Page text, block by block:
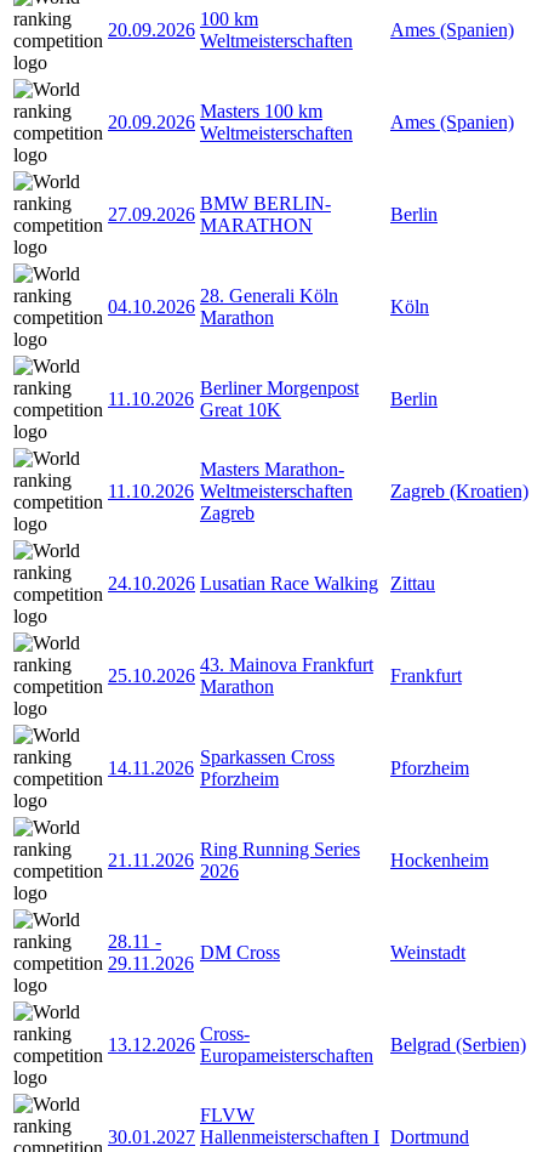
20.09.2026
100 km
Weltmeisterschaften
Ames (Spanien)
20.09.2026
Masters 100 km
Weltmeisterschaften
Ames (Spanien)
27.09.2026
BMW BERLIN-
MARATHON
Berlin
04.10.2026
28. Generali Köln
Marathon
Köln
11.10.2026
Berliner Morgenpost
Great 10K
Berlin
11.10.2026
Masters Marathon-
Weltmeisterschaften
Zagreb
Zagreb (Kroatien)
24.10.2026 Lusatian Race Walking Zittau
25.10.2026
43. Mainova Frankfurt
Marathon
Frankfurt
14.11.2026
Sparkassen Cross
Pforzheim
Pforzheim
21.11.2026
Ring Running Series
2026
Hockenheim
28.11 -
29.11.2026
DM Cross Weinstadt
13.12.2026
Cross-
Europameisterschaften
Belgrad (Serbien)
30.01.2027
FLVW
Hallenmeisterschaften I Dortmund